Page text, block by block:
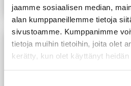
jaamme sosiaalisen median,
alan kumppaneillemme tietoja
sivustoamme. Kumppanimme
tietoja muihin tietoihin, joita olet
kerätty, kun olet käyttänyt heidän
Lue lisää